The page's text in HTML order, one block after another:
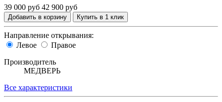
39 000 руб 42 900 руб
Добавить в корзину Купить в 1 клик
Направление открывания:
Левое
Правое
Производитель
МЕДВЕРЬ
Все характеристики